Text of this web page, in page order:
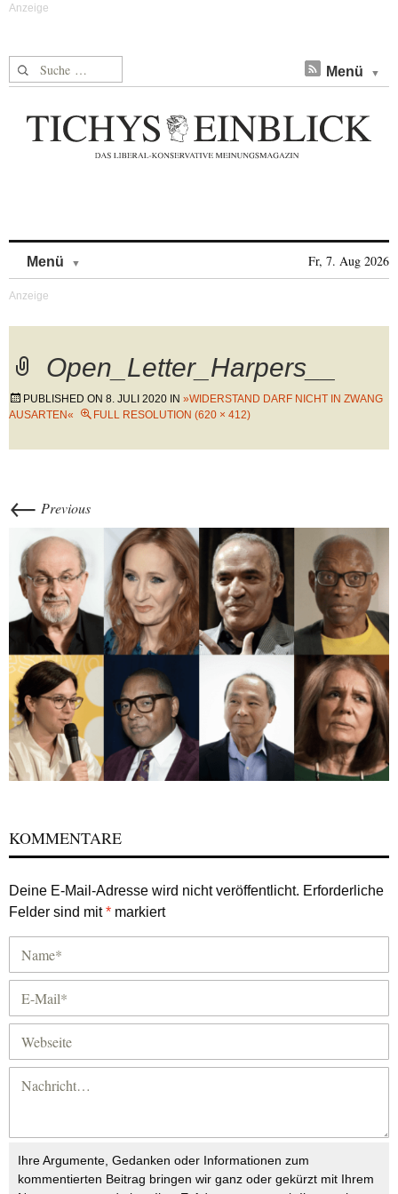
Suche nach: Menü
Menü Fr, 7. Aug 2026
Open_Letter_Harpers__
PUBLISHED ON 8. JULI 2020 IN »WIDERSTAND DARF NICHT IN ZWANG
AUSARTEN«
FULL RESOLUTION (620 × 412)
← Previous
KOMMENTARE
Deine E-Mail-Adresse wird nicht veröffentlicht. Erforderliche
Felder sind mit* markiert
Ihre Argumente, Gedanken oder Informationen zum
kommentierten Beitrag bringen wir ganz oder gekürzt mit Ihrem